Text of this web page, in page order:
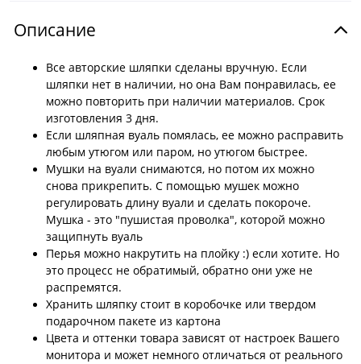
Описание
Все авторские шляпки сделаны вручную. Если
шляпки нет в наличии, но она Вам понравилась, ее
можно повторить при наличии материалов. Срок
изготовления 3 дня.
Если шляпная вуаль помялась, ее можно расправить
любым утюгом или паром, но утюгом быстрее.
Мушки на вуали снимаются, но потом их можно
снова прикрепить. С помощью мушек можно
регулировать длину вуали и сделать покороче.
Мушка - это "пушистая проволка", которой можно
защипнуть вуаль
Перья можно накрутить на плойку :) если хотите. Но
это процесс не обратимый, обратно они уже не
распремятся.
Хранить шляпку стоит в коробочке или твердом
подарочном пакете из картона
Цвета и оттенки товара зависят от настроек Вашего
монитора и может немного отличаться от реального